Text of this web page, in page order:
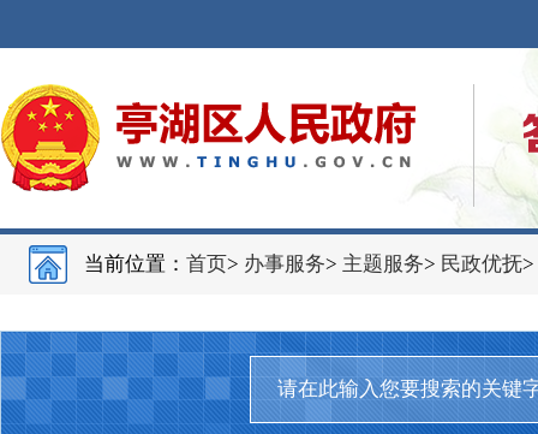
当前位置： 首页> 办事服务> 主题服务> 民政优抚>